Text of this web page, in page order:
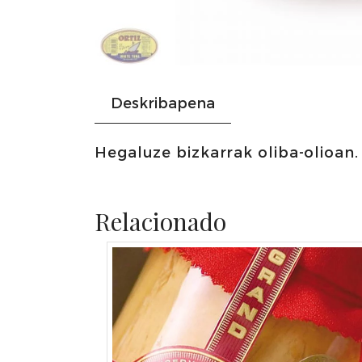
Deskribapena
Hegaluze bizkarrak oliba-olioan.
Relacionado